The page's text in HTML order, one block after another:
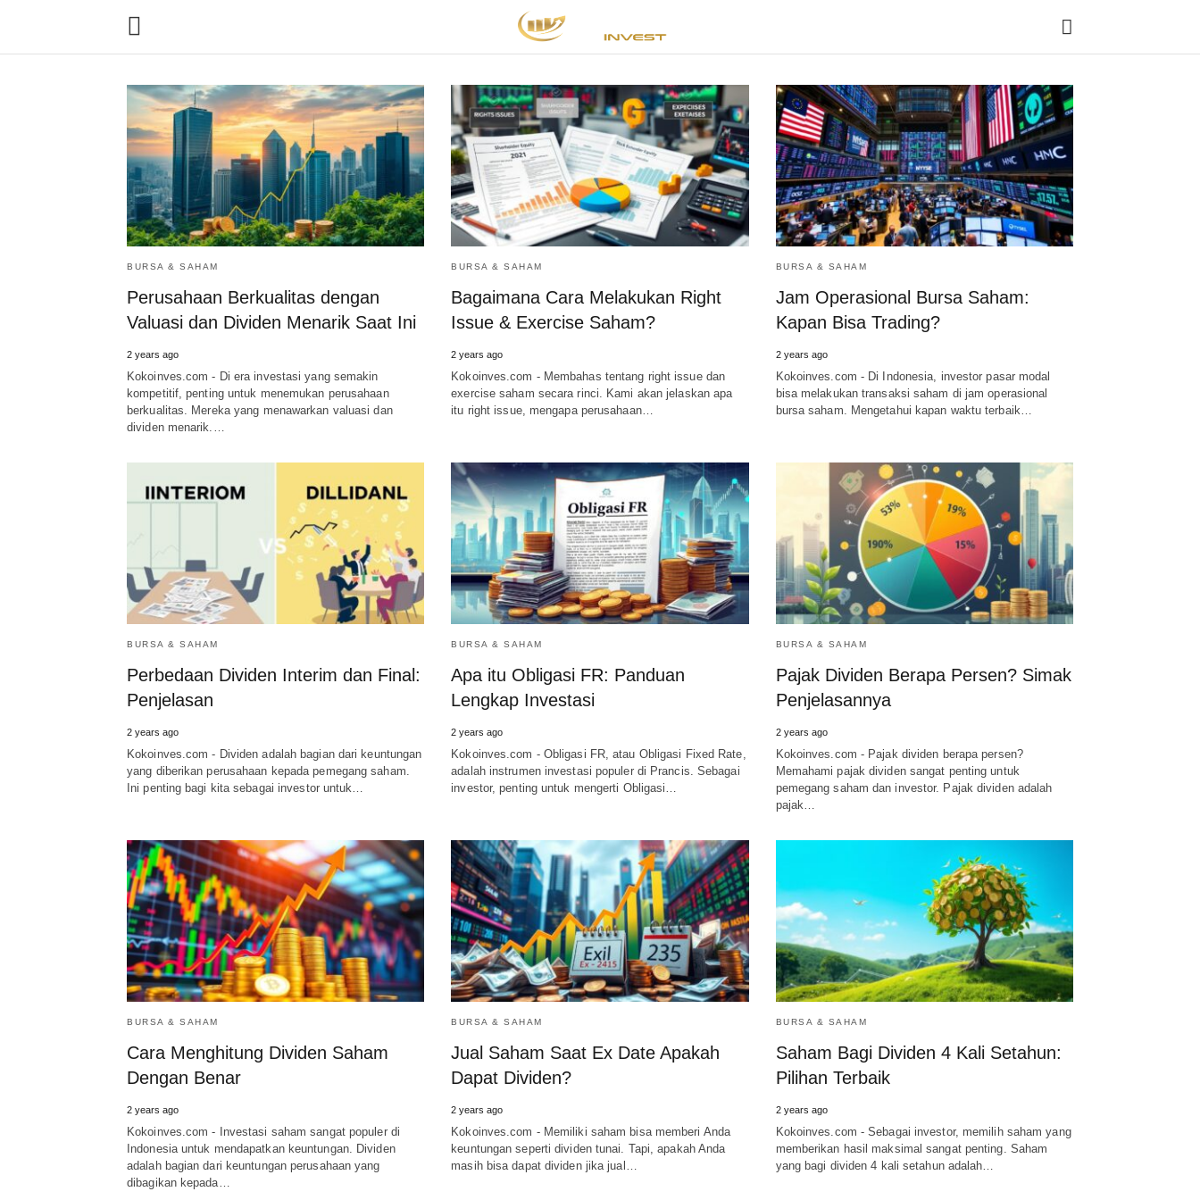
BURSA & SAHAM
Perusahaan Berkualitas dengan
Valuasi dan Dividen Menarik Saat Ini
2 years ago
Kokoinves.com - Di era investasi yang semakin
kompetitif, penting untuk menemukan perusahaan
berkualitas. Mereka yang menawarkan valuasi dan
dividen menarik.…
BURSA & SAHAM
Bagaimana Cara Melakukan Right
Issue & Exercise Saham?
2 years ago
Kokoinves.com - Membahas tentang right issue dan
exercise saham secara rinci. Kami akan jelaskan apa
itu right issue, mengapa perusahaan…
BURSA & SAHAM
Jam Operasional Bursa Saham:
Kapan Bisa Trading?
2 years ago
Kokoinves.com - Di Indonesia, investor pasar modal
bisa melakukan transaksi saham di jam operasional
bursa saham. Mengetahui kapan waktu terbaik…
BURSA & SAHAM
Perbedaan Dividen Interim dan Final:
Penjelasan
2 years ago
Kokoinves.com - Dividen adalah bagian dari keuntungan
yang diberikan perusahaan kepada pemegang saham.
Ini penting bagi kita sebagai investor untuk…
BURSA & SAHAM
Apa itu Obligasi FR: Panduan
Lengkap Investasi
2 years ago
Kokoinves.com - Obligasi FR, atau Obligasi Fixed Rate,
adalah instrumen investasi populer di Prancis. Sebagai
investor, penting untuk mengerti Obligasi…
BURSA & SAHAM
Pajak Dividen Berapa Persen? Simak
Penjelasannya
2 years ago
Kokoinves.com - Pajak dividen berapa persen?
Memahami pajak dividen sangat penting untuk
pemegang saham dan investor. Pajak dividen adalah
pajak…
BURSA & SAHAM
Cara Menghitung Dividen Saham
Dengan Benar
2 years ago
Kokoinves.com - Investasi saham sangat populer di
Indonesia untuk mendapatkan keuntungan. Dividen
adalah bagian dari keuntungan perusahaan yang
dibagikan kepada…
BURSA & SAHAM
Jual Saham Saat Ex Date Apakah
Dapat Dividen?
2 years ago
Kokoinves.com - Memiliki saham bisa memberi Anda
keuntungan seperti dividen tunai. Tapi, apakah Anda
masih bisa dapat dividen jika jual…
BURSA & SAHAM
Saham Bagi Dividen 4 Kali Setahun:
Pilihan Terbaik
2 years ago
Kokoinves.com - Sebagai investor, memilih saham yang
memberikan hasil maksimal sangat penting. Saham
yang bagi dividen 4 kali setahun adalah…